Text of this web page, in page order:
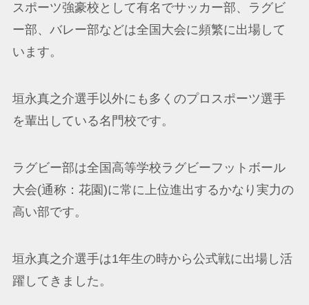
スポーツ強豪校として有名でサッカー部、ラグビ
ー部、バレー部などは全国大会に頻繁に出場して
います。
垣永真之介選手以外にも多くのプロスポーツ選手
を輩出している名門校です。
ラグビー部は全国高等学校ラグビーフットボール
大会(通称：花園)に常に上位進出するかなり実力の
高い部です。
垣永真之介選手は1年生の時から公式戦に出場し活
躍してきました。